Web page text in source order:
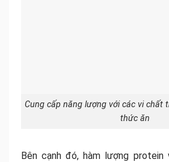
Cung cấp năng lượng với các vi chất
thức ăn
Bên cạnh đó, hàm lượng